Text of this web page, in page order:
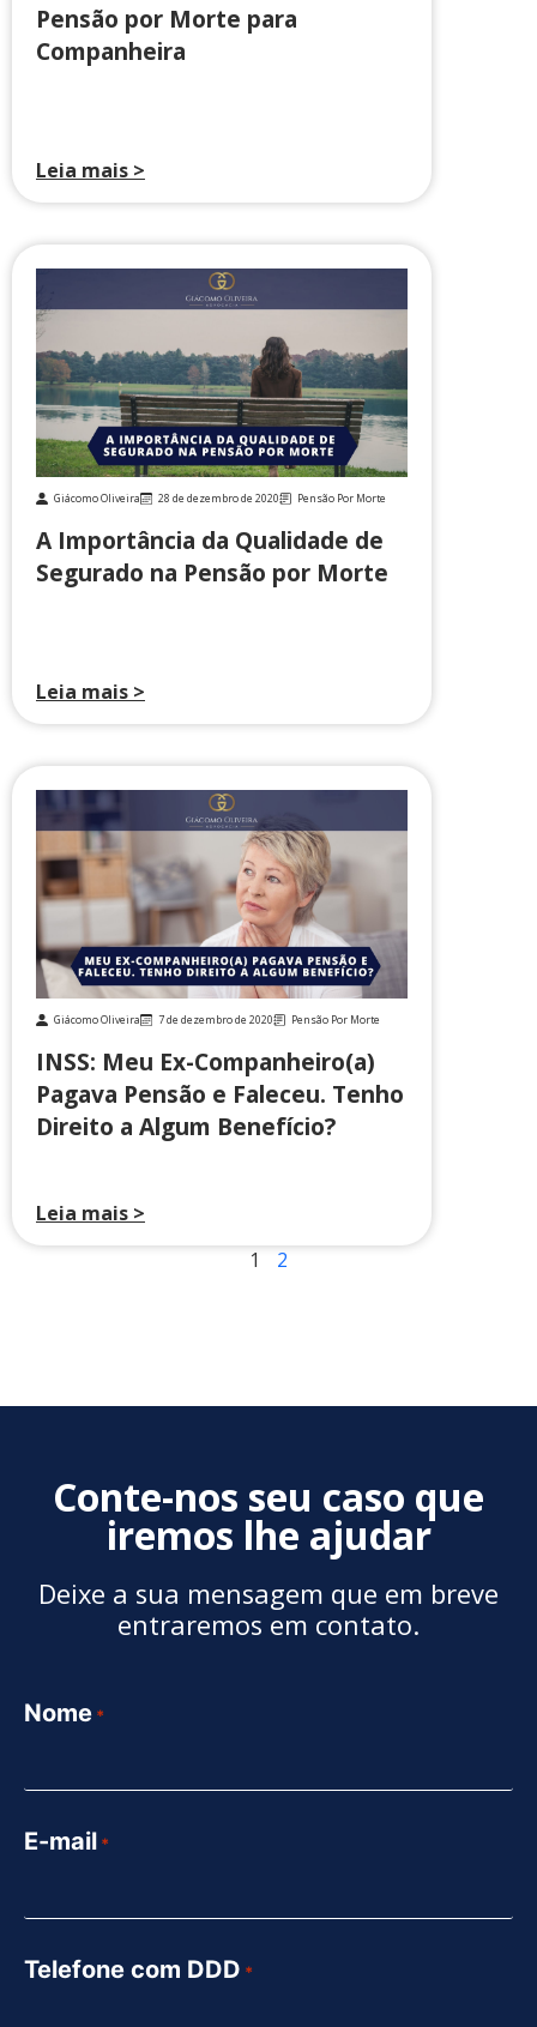
Pensão por Morte para
Companheira
Leia mais >
Giácomo Oliveira 28 de dezembro de 2020 Pensão Por Morte
A Importância da Qualidade de
Segurado na Pensão por Morte
Leia mais >
Giácomo Oliveira 7 de dezembro de 2020 Pensão Por Morte
INSS: Meu Ex-Companheiro(a)
Pagava Pensão e Faleceu. Tenho
Direito a Algum Benefício?
Leia mais >
1
2
Conte-nos seu caso que
iremos lhe ajudar
Deixe a sua mensagem que em breve
entraremos em contato.
Nome *
E-mail *
Telefone com DDD *